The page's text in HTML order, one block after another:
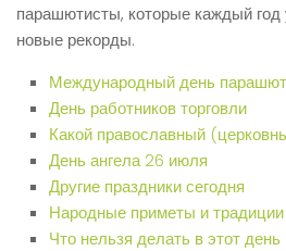
парашютисты, которые каждый
новые рекорды.
Международный день
День работников торговли
Какой православный
День ангела 26 июля
Другие праздники сегодня
Народные приметы и
Что нельзя делать в этот день